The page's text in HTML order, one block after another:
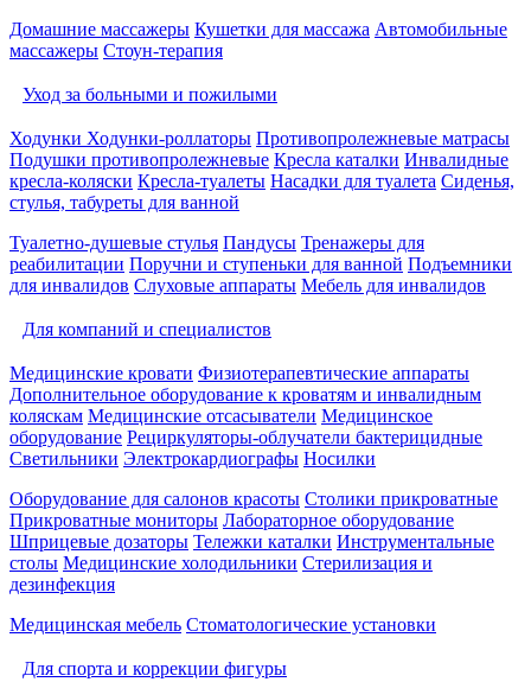
Домашние массажеры Кушетки для массажа Автомобильные
массажеры Стоун-терапия
Уход за больными и пожилыми
Ходунки Ходунки-роллаторы Противопролежневые матрасы
Подушки противопролежневые Кресла каталки Инвалидные
кресла-коляски Кресла-туалеты Насадки для туалета Сиденья,
стулья, табуреты для ванной
Туалетно-душевые стулья Пандусы Тренажеры для
реабилитации Поручни и ступеньки для ванной Подъемники
для инвалидов Слуховые аппараты Мебель для инвалидов
Для компаний и специалистов
Медицинские кровати Физиотерапевтические аппараты
Дополнительное оборудование к кроватям и инвалидным
коляскам Медицинские отсасыватели Медицинское
оборудование Рециркуляторы-облучатели бактерицидные
Светильники Электрокардиографы Носилки
Оборудование для салонов красоты Столики прикроватные
Прикроватные мониторы Лабораторное оборудование
Шприцевые дозаторы Тележки каталки Инструментальные
столы Медицинские холодильники Стерилизация и
дезинфекция
Медицинская мебель Стоматологические установки
Для спорта и коррекции фигуры